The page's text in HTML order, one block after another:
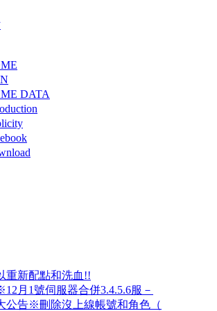
DATA
重新配點和洗血!!
月1號伺服器合併3.4.5.6服－
公告※刪除沒上線帳號和角色（